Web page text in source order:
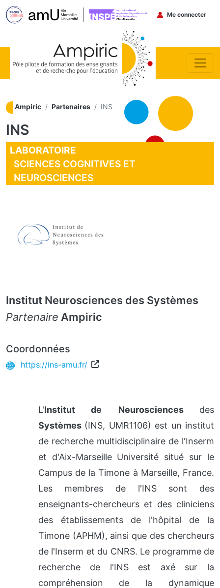
Menu du
Me connecter
Ampiric Partenaires INS
INS
LABORATOIRE
SCIENCES COGNITIVES ET
NEUROSCIENCES
Institut Neurosciences des Systèmes
Partenaire Ampiric
Coordonnées
https://ins-amu.fr/
L'Institut de Neurosciences des
Systèmes (INS, UMR1106) est un institut
de recherche multidisciplinaire de l'Inserm
et d'Aix-Marseille Université situé sur le
Campus de la Timone à Marseille, France.
Les membres de l'INS sont des
enseignants-chercheurs et des cliniciens
des établissements de l'hôpital de la
Timone (APHM), ainsi que des chercheurs
de l'Inserm et du CNRS. Le programme de
recherche de l'INS est axé sur la
compréhension de la dynamique